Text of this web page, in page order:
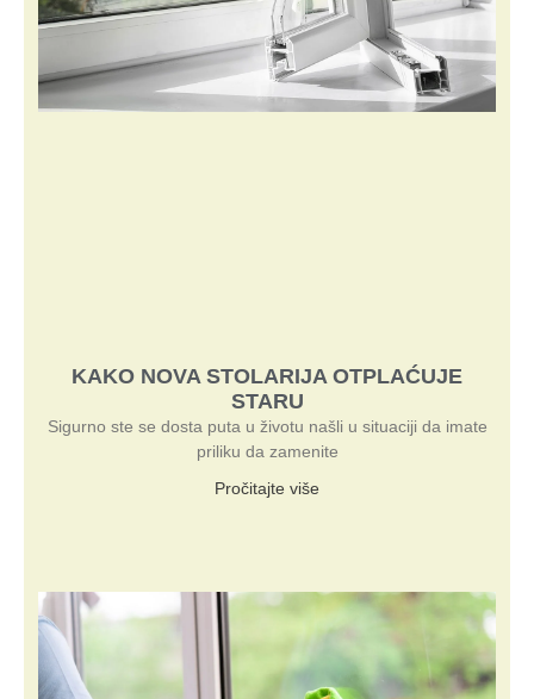
KAKO NOVA STOLARIJA OTPLAĆUJE
STARU
Sigurno ste se dosta puta u životu našli u situaciji da imate
priliku da zamenite
Pročitajte više